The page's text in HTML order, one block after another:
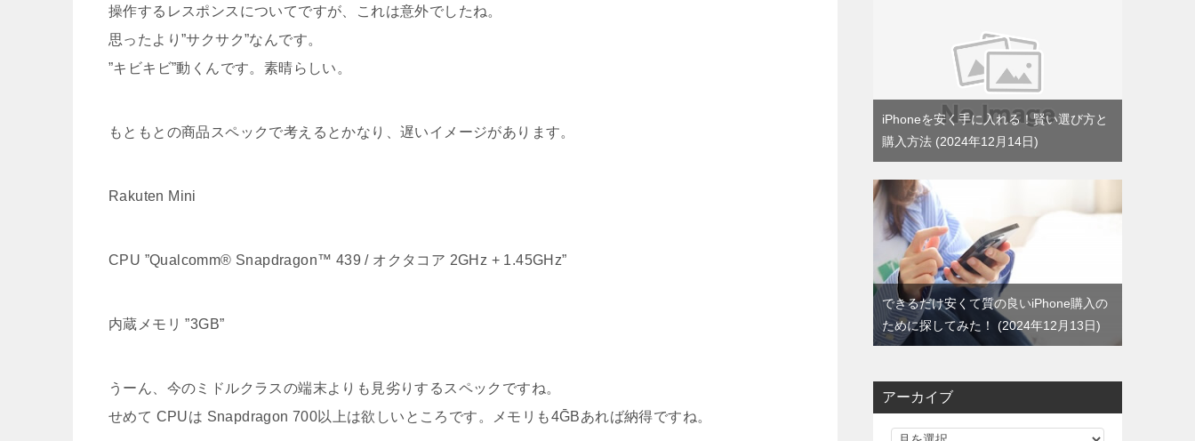
操作するレスポンスについてですが、これは意外でしたね。
思ったより”サクサク”なんです。
”キビキビ”動くんです。素晴らしい。
もともとの商品スペックで考えるとかなり、遅いイメージがあります。
Rakuten Mini
CPU ”Qualcomm® Snapdragon™ 439 / オクタコア 2GHz + 1.45GHz”
内蔵メモリ ”3GB”
うーん、今のミドルクラスの端末よりも見劣りするスペックですね。
せめて CPUは Snapdragon 700以上は欲しいところです。メモリも4ḠBあれば納得ですね。
iPhoneを安く手に入れる！賢い選び方と
購入方法
2024年12月14日
できるだけ安くて質の良いiPhone購入の
ために探してみた！
2024年12月13日
アーカイブ